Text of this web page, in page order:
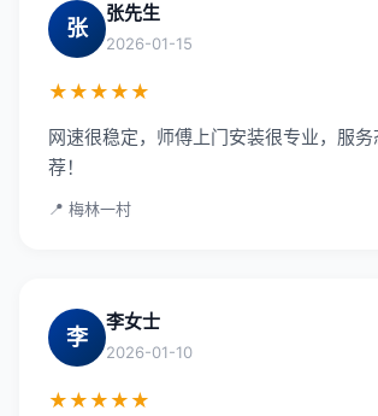
张
张先生
2026-01-15
★★★★★
网速很稳定，师傅上门安装很专业，服
荐！
📍 梅林一村
李
李女士
2026-01-10
★★★★★